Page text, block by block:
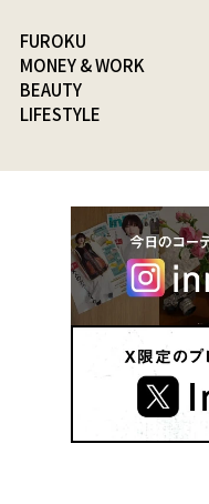
FUROKU
MONEY & WORK
BEAUTY
LIFESTYLE